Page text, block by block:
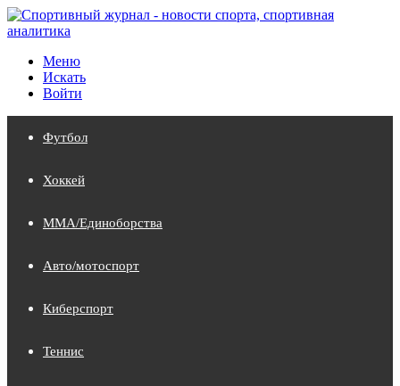
Меню
Искать
Войти
Футбол
Хоккей
MMA/Единоборства
Авто/мотоспорт
Киберспорт
Теннис